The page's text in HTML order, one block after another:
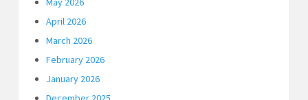
April 2026
March 2026
February 2026
January 2026